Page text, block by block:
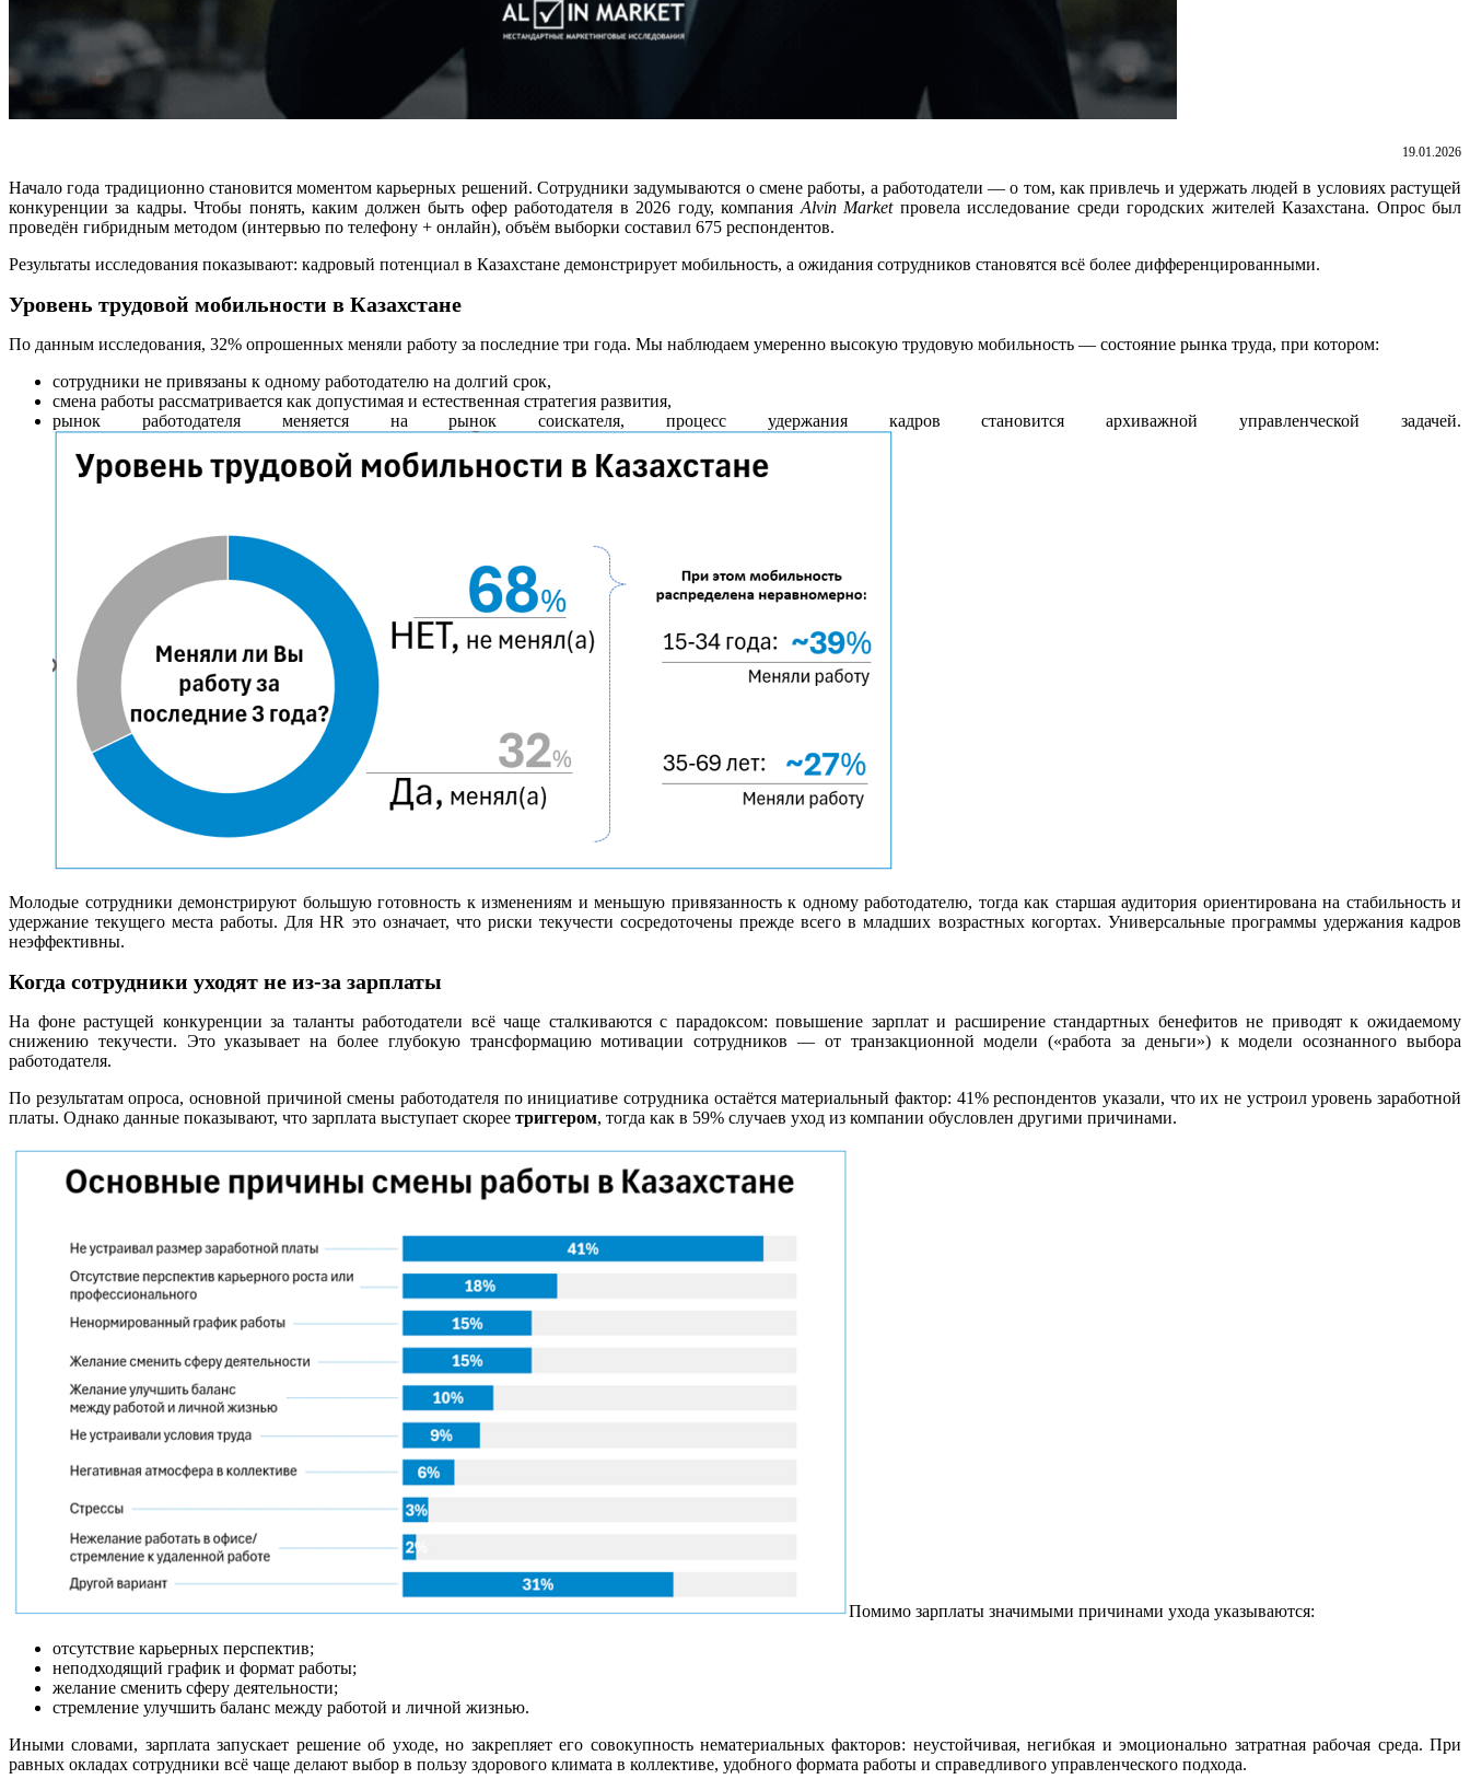
19.01.2026
Начало года традиционно становится моментом карьерных решений. Сотрудники задумываются о смене работы, а работодатели — о том, как привлечь и удержать людей в условиях растущей
конкуренции за кадры. Чтобы понять, каким должен быть офер работодателя в 2026 году, компания Alvin Marketпровела исследование среди городских жителей Казахстана. Опрос был
проведён гибридным методом (интервью по телефону + онлайн), объём выборки составил 675 респондентов.
Результаты исследования показывают: кадровый потенциал в Казахстане демонстрирует мобильность, а ожидания сотрудников становятся всё более дифференцированными.
Уровень трудовой мобильности в Казахстане
По данным исследования, 32% опрошенных меняли работу за последние три года. Мы наблюдаем умеренно высокую трудовую мобильность — состояние рынка труда, при котором:
сотрудники не привязаны к одному работодателю на долгий срок,
смена работы рассматривается как допустимая и естественная стратегия развития,
рынок работодателя меняется на рынок соискателя, процесс удержания кадров становится архиважной управленческой задачей.
Молодые сотрудники демонстрируют большую готовность к изменениям и меньшую привязанность к одному работодателю, тогда как старшая аудитория ориентирована на стабильность и
удержание текущего места работы. Для HR это означает, что риски текучести сосредоточены прежде всего в младших возрастных когортах. Универсальные программы удержания кадров
неэффективны.
Когда сотрудники уходят не из-за зарплаты
На фоне растущей конкуренции за таланты работодатели всё чаще сталкиваются с парадоксом: повышение зарплат и расширение стандартных бенефитов не приводят к ожидаемому
снижению текучести. Это указывает на более глубокую трансформацию мотивации сотрудников — от транзакционной модели («работа за деньги») к модели осознанного выбора
работодателя.
По результатам опроса, основной причиной смены работодателя по инициативе сотрудника остаётся материальный фактор: 41% респондентов указали, что их не устроил уровень заработной
платы. Однако данные показывают, что зарплата выступает скорее триггером, тогда как в 59% случаев уход из компании обусловлен другими причинами.
Помимо зарплаты значимыми причинами ухода указываются:
отсутствие карьерных перспектив;
неподходящий график и формат работы;
желание сменить сферу деятельности;
стремление улучшить баланс между работой и личной жизнью.
Иными словами, зарплата запускает решение об уходе, но закрепляет его совокупность нематериальных факторов: неустойчивая, негибкая и эмоционально затратная рабочая среда. При
равных окладах сотрудники всё чаще делают выбор в пользу здорового климата в коллективе, удобного формата работы и справедливого управленческого подхода.